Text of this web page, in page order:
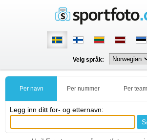
Velg språk:
Per navn Per nummer Per team
Legg inn ditt for- og etternavn: